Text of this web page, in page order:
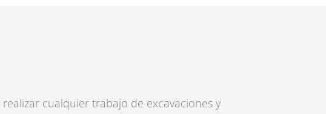
cualquier trabajo de excavaciones y